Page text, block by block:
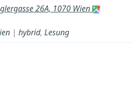
26A, 1070 Wien
| hybrid, Lesung